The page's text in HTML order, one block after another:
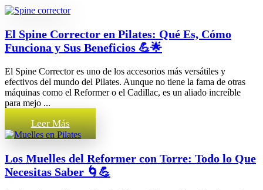
El Spine Corrector en Pilates: Qué Es, Cómo
Funciona y Sus Beneficios 💪🌟
El Spine Corrector es uno de los accesorios más versátiles y
efectivos del mundo del Pilates. Aunque no tiene la fama de otras
máquinas como el Reformer o el Cadillac, es un aliado increíble
para mejo ...
Leer Más
Los Muelles del Reformer con Torre: Todo lo Que
Necesitas Saber 🌀💪